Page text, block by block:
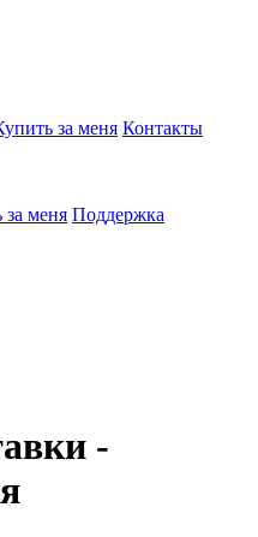
за меня Контакты
за меня Поддержка
-